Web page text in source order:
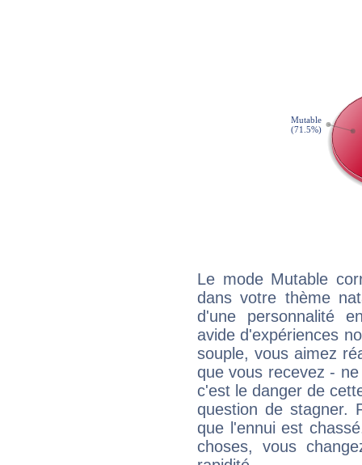
Le mode Mutable
dans votre thème
d'une personnalité
avide d'expériences
souple, vous aimez
que vous recevez -
c'est le danger de
question de stagner.
que l'ennui est
choses, vous